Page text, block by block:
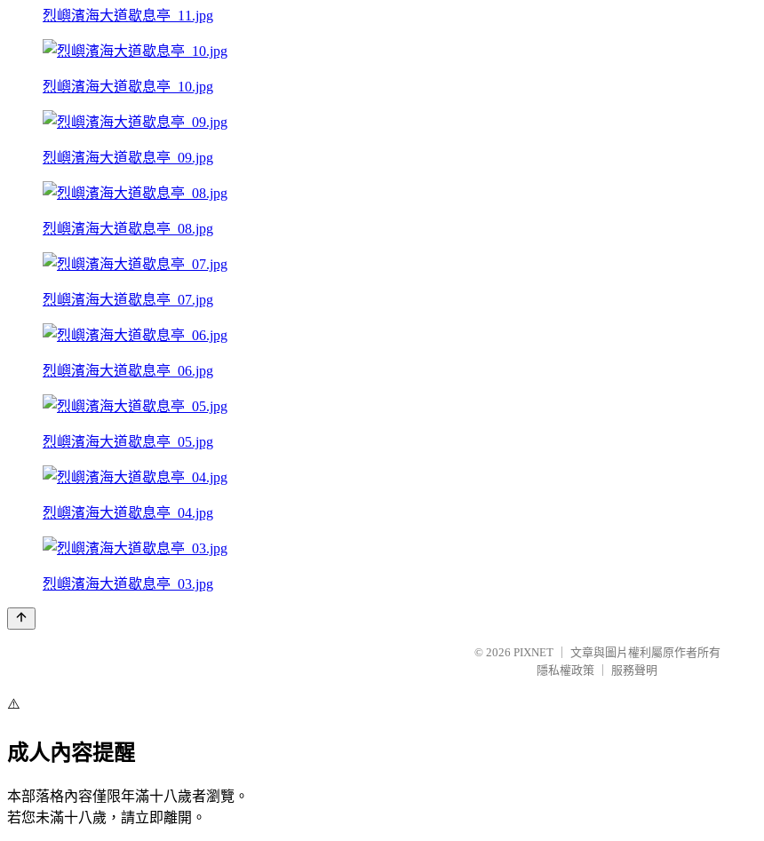
烈嶼濱海大道歇息亭_11.jpg
烈嶼濱海大道歇息亭_10.jpg
烈嶼濱海大道歇息亭_09.jpg
烈嶼濱海大道歇息亭_08.jpg
烈嶼濱海大道歇息亭_07.jpg
烈嶼濱海大道歇息亭_06.jpg
烈嶼濱海大道歇息亭_05.jpg
烈嶼濱海大道歇息亭_04.jpg
烈嶼濱海大道歇息亭_03.jpg
© 2026 PIXNET
文章與圖片權利屬原作者所有
隱私權政策
服務聲明
⚠️
成人內容提醒
本部落格內容僅限年滿十八歲者瀏覽。
若您未滿十八歲，請立即離開。